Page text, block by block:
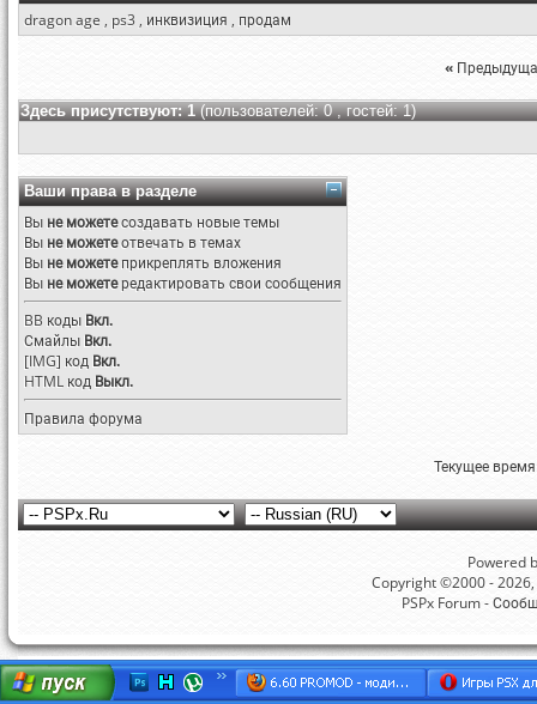
dragon age , ps3 , инквизиция , продам
«
Здесь присутствуют: 1(пользователей: 0 , гостей: 1)
Ваши права в разделе
Вы не можетесоздавать новые темы
Вы не можетеотвечать в темах
Вы не можетеприкреплять вложения
Вы не можетередактировать свои сообщения
BB коды Вкл.
Смайлы Вкл.
[IMG] код Вкл.
HTML код Выкл.
Правила форума
Текущее
Powered
Copyright ©2000 -
PSPx Forum -